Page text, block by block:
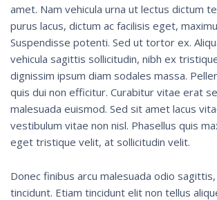
amet. Nam vehicula urna ut lectus dictum
purus lacus, dictum ac facilisis eget,
Suspendisse potenti. Sed ut tortor ex.
vehicula sagittis sollicitudin, nibh ex
dignissim ipsum diam sodales massa.
quis dui non efficitur. Curabitur vitae erat
malesuada euismod. Sed sit amet lacus
vestibulum vitae non nisl. Phasellus quis
eget tristique velit, at sollicitudin velit.
Donec finibus arcu malesuada odio
tincidunt. Etiam tincidunt elit non tellus